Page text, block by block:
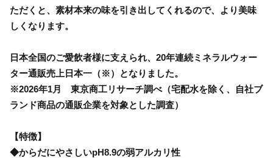
ただくと、素材本来の味を引き出してくれるので、より美味
しくなります。
日本全国のご愛飲者様に支えられ、20年連続ミネラルウォー
ター通販売上日本一（※）となりました。
※2026年1月 東京商工リサーチ調べ（宅配水を除く、自社ブ
ランド商品の通販企業を対象とした調査）
【特徴】
◆からだにやさしいpH8.9の弱アルカリ性